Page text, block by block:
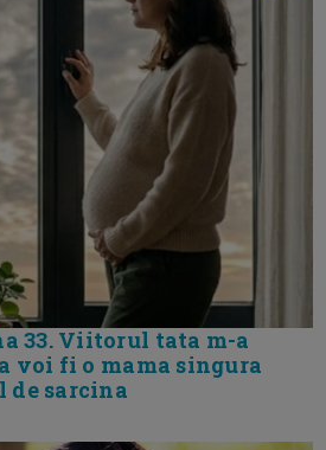
33. Viitorul tata m-a
voi fi o mama singura
de sarcina